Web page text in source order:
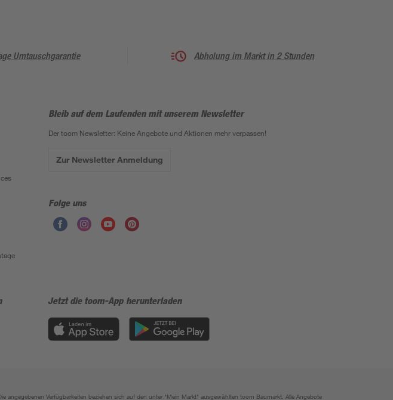
Umtauschgarantie Abholung im Markt in 2 Stunden
Bleib auf dem Laufenden mit unserem Newsletter
Der toom Newsletter: Keine Angebote und Aktionen mehr verpassen!
Zur Newsletter Anmeldung
Folge uns
Jetzt die toom-App herunterladen
angegebenen Verfügbarkeiten beziehen sich auf den unter "Mein Markt" ausgewählten toom Baumarkt. Alle Angebote